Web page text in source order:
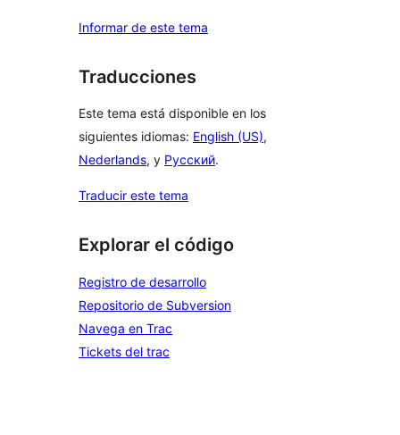
Informar de este tema
Traducciones
Este tema está disponible en los
siguientes idiomas: English (US),
Nederlands, y Русский.
Traducir este tema
Explorar el código
Registro de desarrollo
Repositorio de Subversion
Navega en Trac
Tickets del trac